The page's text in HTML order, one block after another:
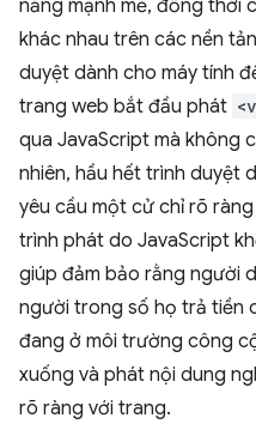
năng mạnh mẽ, đồng thời
khác nhau trên các nền
duyệt dành cho máy tính
trang web bắt đầu phát
qua JavaScript mà không
nhiên, hầu hết trình duyệt
yêu cầu một cử chỉ rõ
trình phát do JavaScript
giúp đảm bảo rằng người
người trong số họ trả tiền
đang ở môi trường công
xuống và phát nội dung
rõ ràng với trang.